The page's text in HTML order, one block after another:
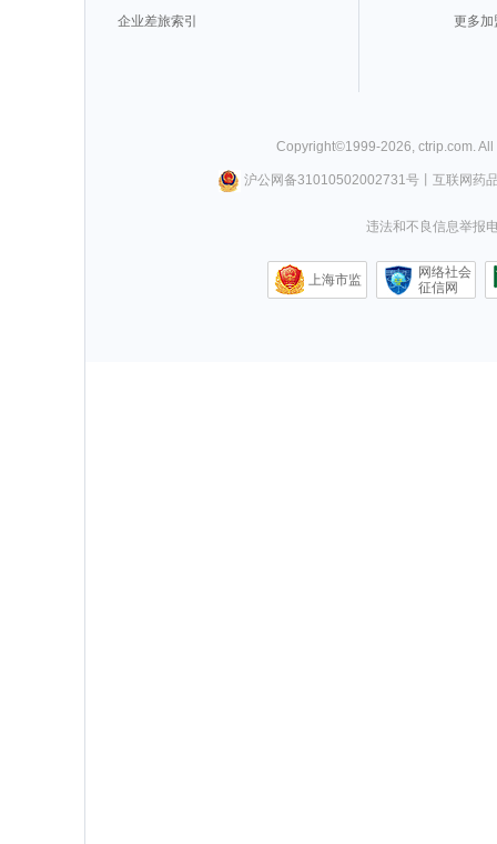
企业差旅索引
更多加
Copyright©1999-2026, ctrip.com.
沪公网备31010502002731号丨 互联网药
违法和不良信息举报
上海市监
网络社会
征信网